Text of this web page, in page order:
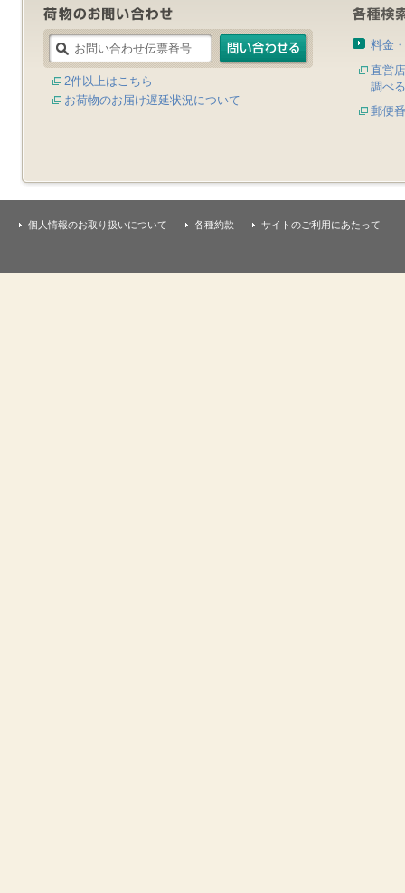
2件以上はこちら
お荷物のお届け遅延状況について
料金
直営
調べる
郵便
個人情報のお取り扱いについて 各種約款 サイトのご利用にあたって